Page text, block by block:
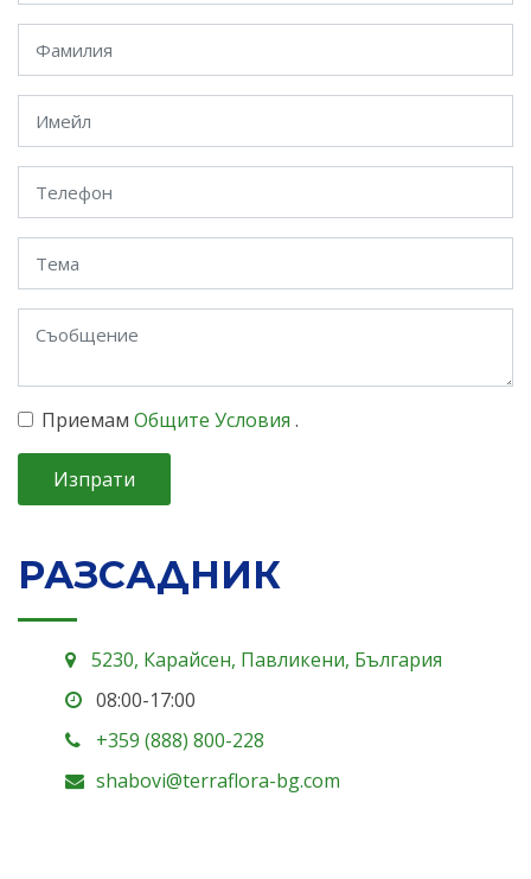
Приемам Общите Условия .
Изпрати
РАЗСАДНИК
5230, Карайсен, Павликени, България
08:00-17:00
+359 (888) 800-228
shabovi@terraflora-bg.com